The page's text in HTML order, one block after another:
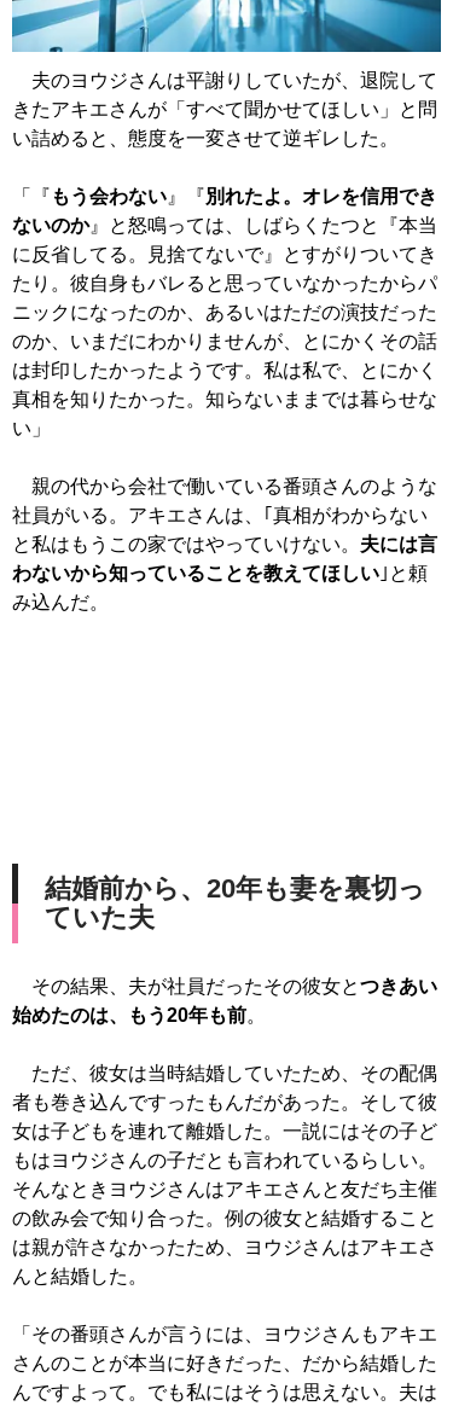
夫のヨウジさんは平謝りしていたが、退院して
きたアキエさんが「すべて聞かせてほしい」と問
い詰めると、態度を一変させて逆ギレした。
「『 もう会わない 』『別れたよ。オレを信用でき
ないのか』と怒鳴っては、しばらくたつと『本当
に反省してる。見捨てないで』とすがりついてき
たり。彼自身もバレると思っていなかったからパ
ニックになったのか、あるいはただの演技だった
のか、いまだにわかりませんが、とにかくその話
は封印したかったようです。私は私で、とにかく
真相を知りたかった。知らないままでは暮らせな
い」
親の代から会社で働いている番頭さんのような
社員がいる。アキエさんは、｢真相がわからない
と私はもうこの家ではやっていけない。 夫には言
わないから知っていることを教えてほしい ｣と頼
み込んだ。
結婚前から、20年も妻を裏切っ
ていた夫
その結果、夫が社員だったその彼女とつきあい
始めたのは、もう20年も前。
ただ、彼女は当時結婚していたため、その配偶
者も巻き込んですったもんだがあった。そして彼
女は子どもを連れて離婚した。一説にはその子ど
もはヨウジさんの子だとも言われているらしい。
そんなときヨウジさんはアキエさんと友だち主催
の飲み会で知り合った。例の彼女と結婚すること
は親が許さなかったため、ヨウジさんはアキエさ
んと結婚した。
「その番頭さんが言うには、ヨウジさんもアキエ
さんのことが本当に好きだった、だから結婚した
んですよって。でも私にはそうは思えない。夫は